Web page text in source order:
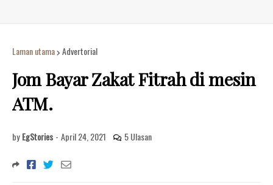
Laman utama Advertorial
Jom Bayar Zakat Fitrah di mesin
ATM.
by EgStories - April 24, 2021 5 Ulasan